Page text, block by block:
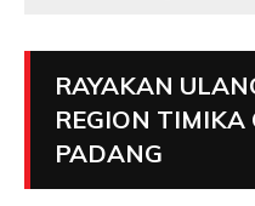
RAYAKAN
REGION
PADANG